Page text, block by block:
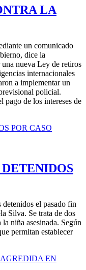
LA
un comunicado
dice la
nueva Ley de retiros
internacionales
a implementar un
policial.
pago de los intereses de
el pasado fin
Silva. Se trata de dos
niña asesinada. Según
permitan establecer